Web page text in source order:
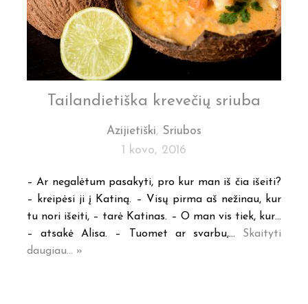
Tailandietiška krevečių sriuba
Azijietiški, Sriubos
1 kovo, 2016
– Ar negalėtum pasakyti, pro kur man iš čia išeiti?
– kreipėsi ji į Katiną. – Visų pirma aš nežinau, kur
tu nori išeiti, – tarė Katinas. – O man vis tiek, kur…
– atsakė Alisa. – Tuomet ar svarbu,… Skaityti
daugiau... »